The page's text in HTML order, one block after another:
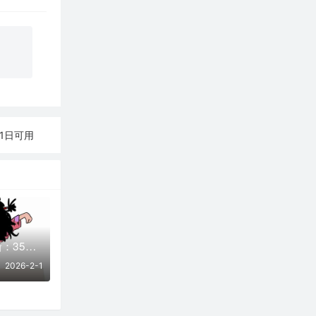
日可用
02月01日实时更新：35条可用SSR/V2Ray/Clash节点
2026-2-1